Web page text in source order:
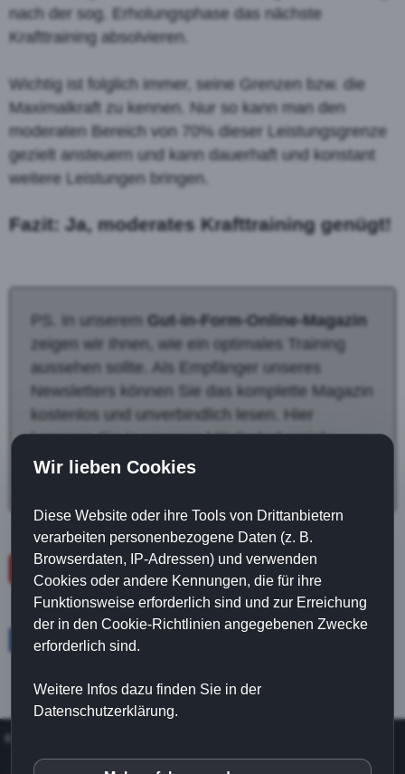
nach der sog. Erholungsphase das nächste
Krafttraining absolvieren.
Wichtig ist folglich immer, seine Grenzen bzw. die
Maximalkraft zu kennen. Nur so kann man den
moderaten Bereich von 70% dieser Leistungsgrenze
gezielt ansteuern und kann dauerhaft und konstant
weitere Leistungen bringen.
Fazit: Ja, moderates Krafttraining genügt!
PS. In unserem Gut-in-Form-Online-Magazin
zeigen wir Ihnen, wie ein optimales Training
aussehen sollte. Als Empfänger unseres
Newsletters können Sie das komplette Magazin
kostenlos und unverbindlich lesen. Hier
kommen Sie in unseren Mitgliederbereich:
Gratis Login (hier klicken)
zurück
Facebook
Wir lieben Cookies
Diese Website oder ihre Tools von Drittanbietern
verarbeiten personenbezogene Daten (z. B.
Browserdaten, IP-Adressen) und verwenden
Cookies oder andere Kennungen, die für ihre
Funktionsweise erforderlich sind und zur Erreichung
der in den Cookie-Richtlinien angegebenen Zwecke
erforderlich sind.
Weitere Infos dazu finden Sie in der
Datenschutzerklärung.